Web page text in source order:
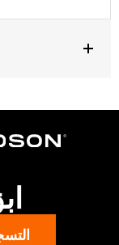
www.h-